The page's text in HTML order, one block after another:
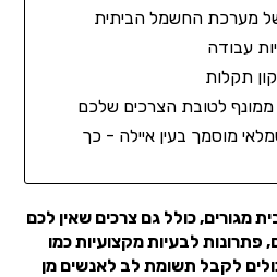
מערכת החשמל הביתית
עבודה
תקלות
ממונף לטובת הצרכים שלכם
מוסמך בעין איילה - כך
מגורים, כולל גם צרכים שאין לכם
לבעיות מקצועיות כמו
לקבל תשומת לב לאנשים מן